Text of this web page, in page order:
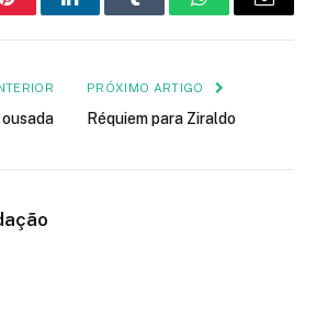
PinterestLinkedInTumblr WhatsApp
E-
PRÓXIMO ARTIGO
Réquiem para Ziraldo